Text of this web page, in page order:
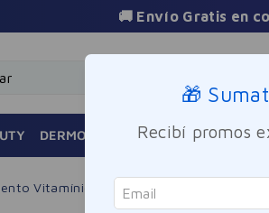
🚚 Envío Gratis en
DERMOCOSMÉTICA FRAGANCIAS
Vitamínico Holomagnesio Integral
🎁
Recibí promos